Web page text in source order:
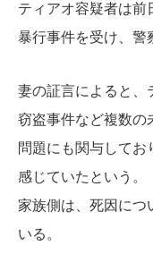
ティアオ容疑者は前
暴行事件を受け、警
妻の証言によると、
窃盗事件など複数の
問題にも関与してお
感じていたという。
家族側は、死因につ
いる。